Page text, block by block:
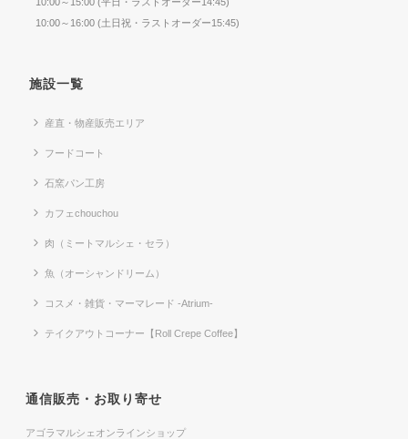
10:00～16:00 (土日祝・ラストオーダー15:45)
施設一覧
産直・物産販売エリア
フードコート
石窯パン工房
カフェchouchou
肉（ミートマルシェ・セラ）
魚（オーシャンドリーム）
コスメ・雑貨・マーマレード -Atrium-
テイクアウトコーナー【Roll Crepe Coffee】
通信販売・お取り寄せ
アゴラマルシェオンラインショップ